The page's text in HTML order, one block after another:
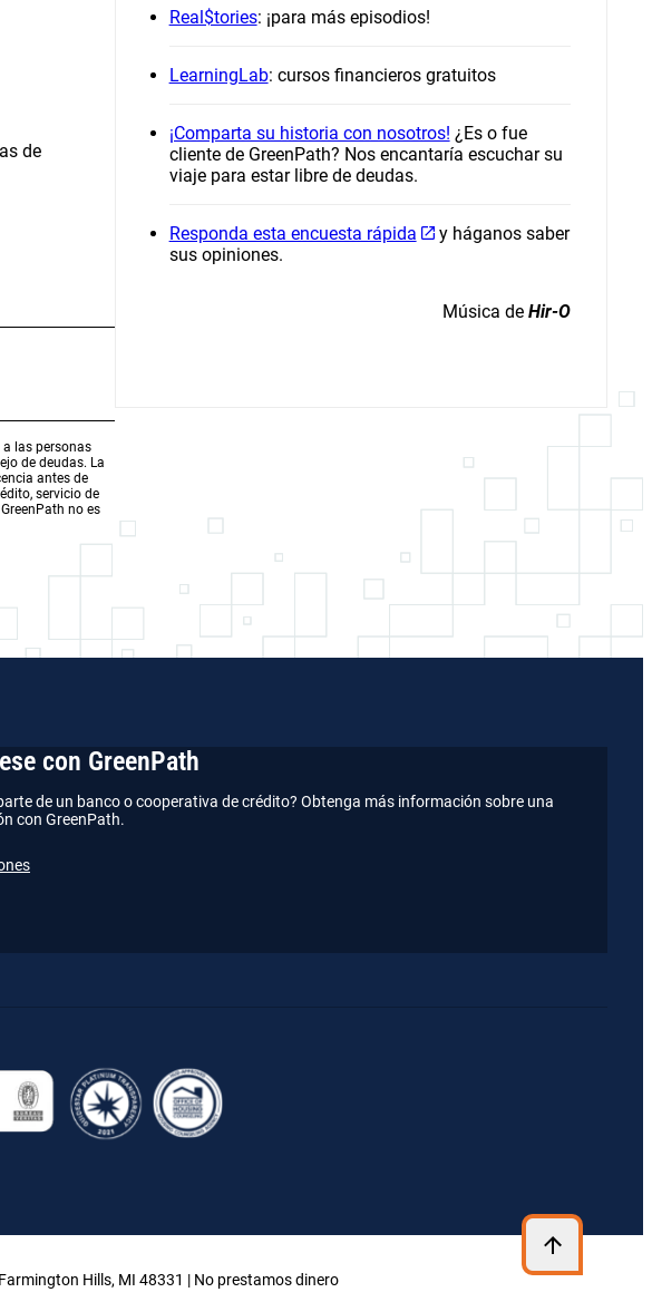
de
las personas
de deudas. La
antes de
servicio de
no es
Real$tories: ¡para más episodios!
LearningLab: cursos financieros gratuitos
¡Comparta su historia con nosotros! ¿Es o fue
cliente de GreenPath? Nos encantaría escuchar su
viaje para estar libre de deudas.
Responda esta encuesta rápida
y háganos saber
sus opiniones.
Música de Hir-O
con GreenPath
de un banco o cooperativa de crédito? Obtenga más información sobre una
con GreenPath.
Hills, MI 48331 | No prestamos dinero